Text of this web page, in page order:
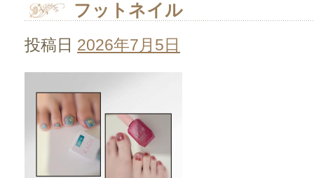
フットネイル
投稿日 2026年7月5日